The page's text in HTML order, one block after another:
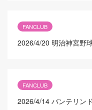
FANCLUB
2026/4/20 明治神宮野
FANCLUB
2026/4/14 バンテリン